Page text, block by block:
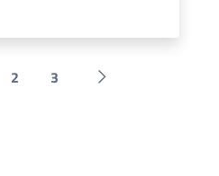
2 3 Successiva »